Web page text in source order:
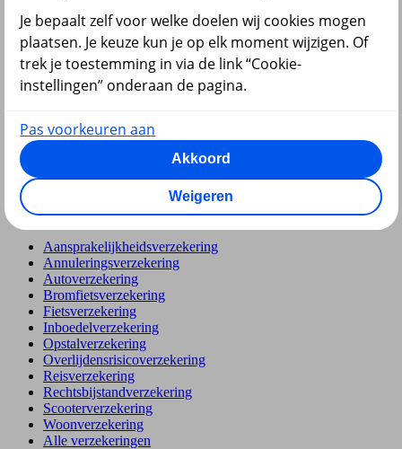
Hypotheek
terug
Verzekeringen
Aansprakelijkheidsverzekering
Annuleringsverzekering
Autoverzekering
Bromfietsverzekering
Fietsverzekering
Inboedelverzekering
Opstalverzekering
Overlijdensrisicoverzekering
Reisverzekering
Rechtsbijstandverzekering
Scooterverzekering
Woonverzekering
Alle verzekeringen
Je bepaalt zelf voor welke doelen wij cookies mogen
plaatsen. Je keuze kun je op elk moment wijzigen. Of
trek je toestemming in via de link “Cookie-
instellingen” onderaan de pagina.
Pas voorkeuren aan
Akkoord
Weigeren